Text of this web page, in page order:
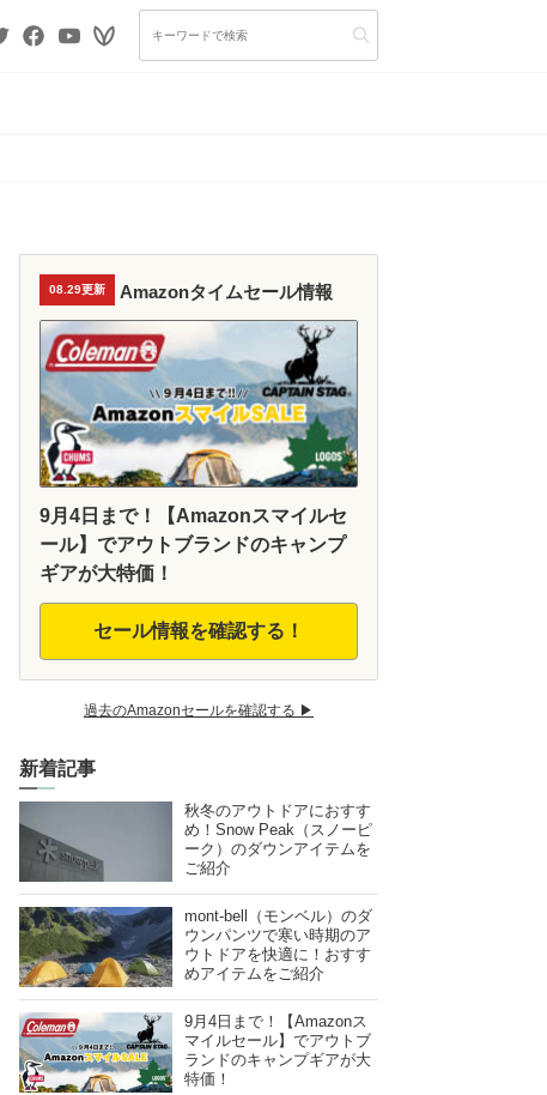
08.29更新 Amazonタイムセール情報
9月4日まで！【Amazonスマイルセ
ール】でアウトブランドのキャンプ
ギアが大特価！
セール情報を確認する！
過去のAmazonセールを確認する ▶︎
新着記事
秋冬のアウトドアにおすす
め！Snow Peak（スノーピ
ーク）のダウンアイテムを
ご紹介
mont-bell（モンベル）のダ
ウンパンツで寒い時期のア
ウトドアを快適に！おすす
めアイテムをご紹介
9月4日まで！【Amazonス
マイルセール】でアウトブ
ランドのキャンプギアが大
特価！